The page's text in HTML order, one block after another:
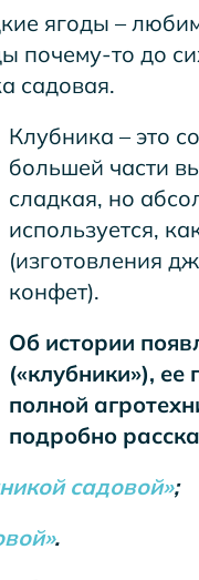
ягоды –
почему-то до
садовая.
Клубника – это
большей части
сладкая, но
используется,
(изготовления
конфет).
Об истории
(«клубники»),
полной
подробно
садовой»;
.